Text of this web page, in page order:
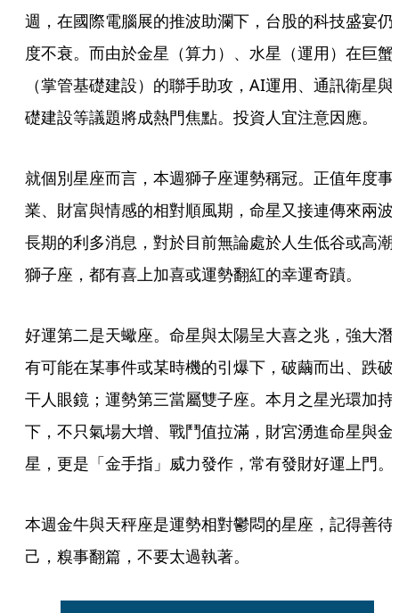
週，在國際電腦展的推波助瀾下，台股的科技盛宴仍
度不衰。而由於金星（算力）、水星（運用）在巨蟹
（掌管基礎建設）的聯手助攻，AI運用、通訊衛星與
礎建設等議題將成熱門焦點。投資人宜注意因應。
就個別星座而言，本週獅子座運勢稱冠。正值年度事
業、財富與情感的相對順風期，命星又接連傳來兩波
長期的利多消息，對於目前無論處於人生低谷或高潮
獅子座，都有喜上加喜或運勢翻紅的幸運奇蹟。
好運第二是天蠍座。命星與太陽呈大喜之兆，強大潛
有可能在某事件或某時機的引爆下，破繭而出、跌破
干人眼鏡；運勢第三當屬雙子座。本月之星光環加持
下，不只氣場大增、戰鬥值拉滿，財宮湧進命星與金
星，更是「金手指」威力發作，常有發財好運上門。
本週金牛與天秤座是運勢相對鬱悶的星座，記得善待
己，糗事翻篇，不要太過執著。